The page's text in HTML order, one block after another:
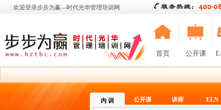
欢迎登录步步为赢—时代光华管理培训网
首页 公开课
内 训 公开课 讲师 ELN